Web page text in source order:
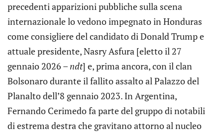
precedenti apparizioni pubbliche sulla scena
internazionale lo vedono impegnato in Honduras
come consigliere del candidato di Donald Trump e
attuale presidente, Nasry Asfura [eletto il 27
gennaio 2026 –ndt] e, prima ancora, con il clan
Bolsonaro durante il fallito assalto al Palazzo del
Planalto dell’8 gennaio 2023. In Argentina,
Fernando Cerimedo fa parte del gruppo di notabili
di estrema destra che gravitano attorno al nucleo